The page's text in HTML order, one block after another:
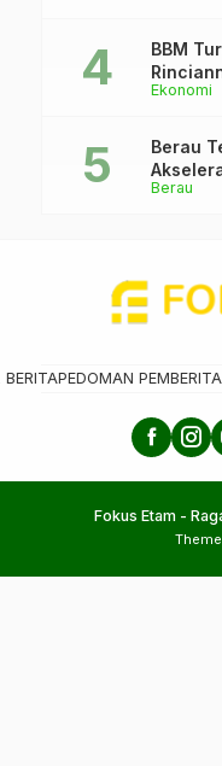
Ekonomi
BBM
Berau
Berau
BERITAPEDOMAN
Fokus Etam -